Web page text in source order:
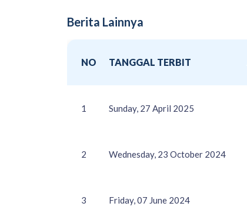
Berita Lainnya
NO TANGGAL TERBIT
1 Sunday, 27 April 2025
2 Wednesday, 23 October 2024
3 Friday, 07 June 2024